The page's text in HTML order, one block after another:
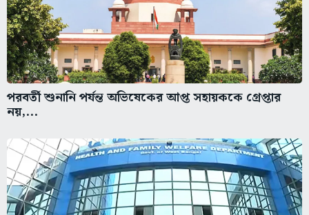
পরবর্তী শুনানি পর্যন্ত অভিষেকের আপ্ত সহায়ককে গ্রেপ্তার
নয়,...